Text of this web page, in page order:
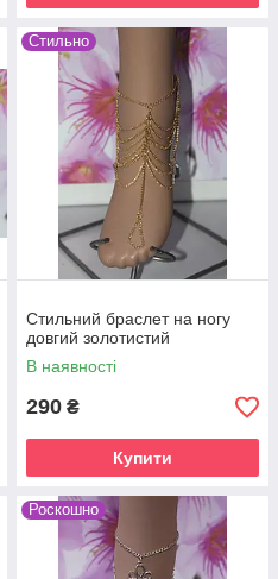
Стильно
Стильний браслет на ногу
довгий золотистий
В наявності
290 ₴
Купити
Роскошно